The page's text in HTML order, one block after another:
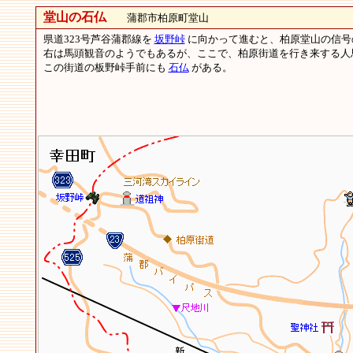
堂山の石仏蒲郡市柏原町堂山
県道323号芦谷蒲郡線を 坂野峠に向かって進むと、柏原堂山の信
右は馬頭観音のようでもあるが、ここで、柏原街道を行き来する
この街道の板野峠手前にも 石仏がある。